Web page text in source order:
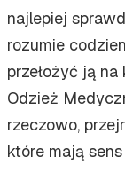
najlepiej
rozumie
przełożyć ją
Odzież
rzeczowo,
które mają